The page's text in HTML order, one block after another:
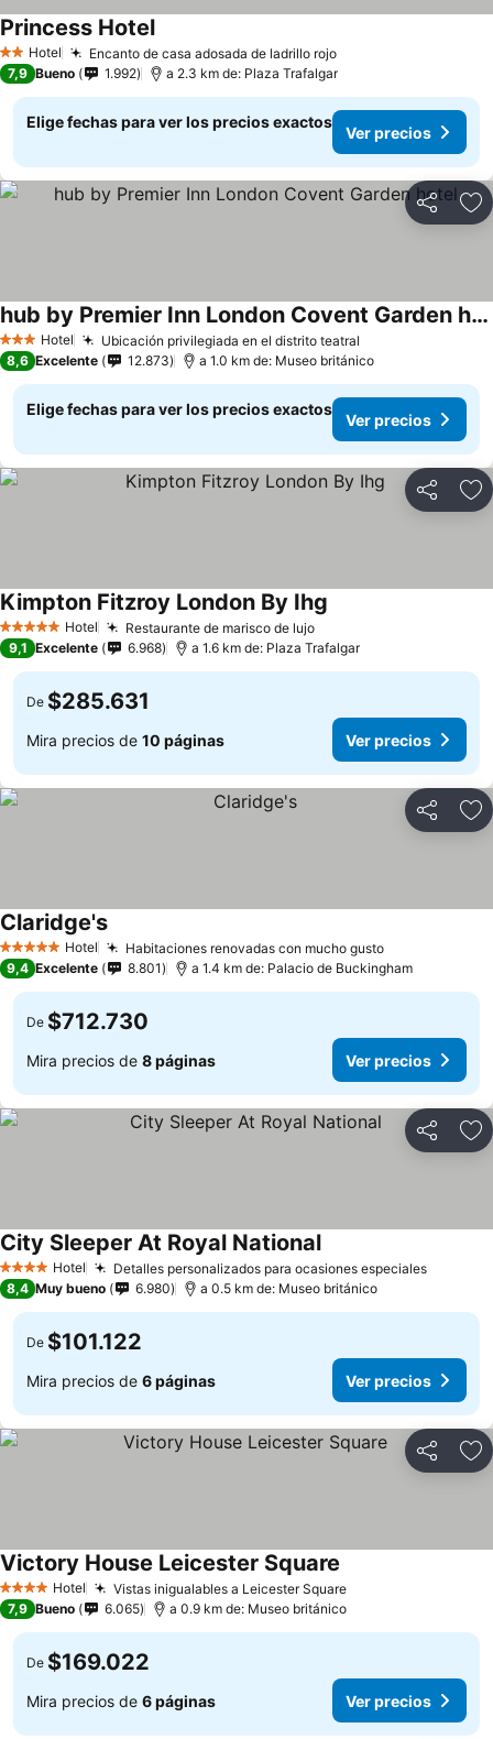
2 Estrellas
Hotel Encanto de casa adosada de ladrillo rojo
Princess Hotel
7,9 Bueno 1.992 a 2.3 km de: Plaza Trafalgar
Elige fechas para ver los precios exactos
Ver precios
Compartir
3 Estrellas
Hotel Ubicación privilegiada en el distrito teatral
hub by Premier Inn London Covent Garden hotel
8,6 Excelente 12.873 a 1.0 km de: Museo británico
Elige fechas para ver los precios exactos
Ver precios
Compartir
5 Estrellas Hotel Restaurante de marisco de lujo
Kimpton Fitzroy London By Ihg
9,1 Excelente 6.968 a 1.6 km de: Plaza Trafalgar
De $285.631
Mira precios de 10 páginas Ver precios
Compartir
5 Estrellas Hotel Habitaciones renovadas con mucho gusto
Claridge's
9,4 Excelente 8.801 a 1.4 km de: Palacio de Buckingham
De $712.730
Mira precios de 8 páginas Ver precios
Compartir
4 EstrellasHotel Detalles personalizados para ocasiones especiales
City Sleeper At Royal National
8,4 Muy bueno 6.980 a 0.5 km de: Museo británico
De $101.122
Mira precios de 6 páginas Ver precios
Compartir
4 EstrellasHotel Vistas inigualables a Leicester Square
Victory House Leicester Square
7,9 Bueno 6.065 a 0.9 km de: Museo británico
De $169.022
Mira precios de 6 páginas Ver precios